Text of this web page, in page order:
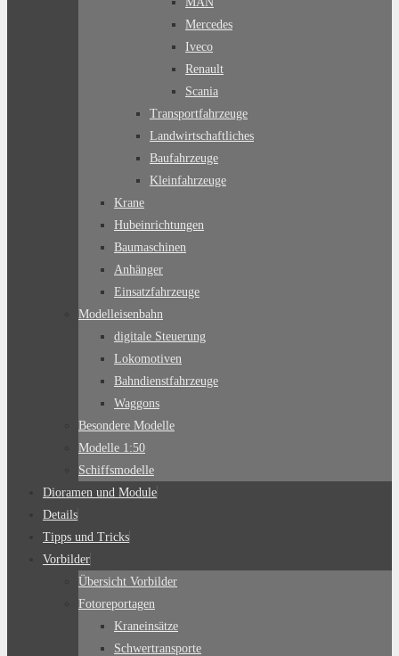
Mercedes
Iveco
Renault
Scania
Transportfahrzeuge
Landwirtschaftliches
Baufahrzeuge
Kleinfahrzeuge
Krane
Hubeinrichtungen
Baumaschinen
Anhänger
Einsatzfahrzeuge
Modelleisenbahn
digitale Steuerung
Lokomotiven
Bahndienstfahrzeuge
Waggons
Besondere Modelle
Modelle 1:50
Schiffsmodelle
Dioramen und Module
Details
Tipps und Tricks
Vorbilder
Übersicht Vorbilder
Fotoreportagen
Kraneinsätze
Schwertransporte